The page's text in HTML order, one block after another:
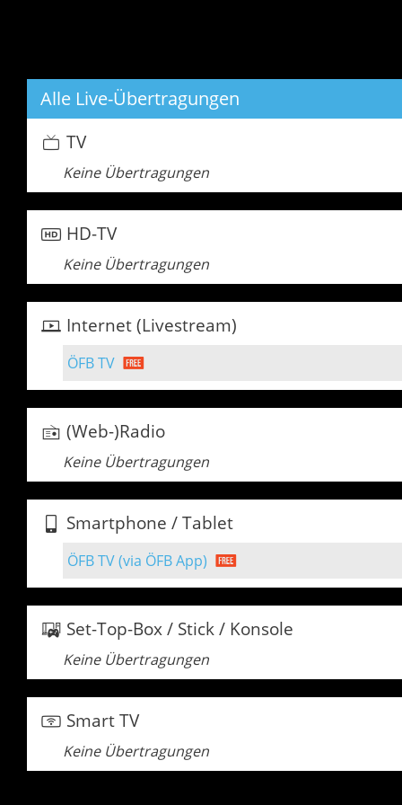
Alle Live-Übertragungen
TV
Keine Übertragungen
HD-TV
Keine Übertragungen
Internet (Livestream)
ÖFB TV
(Web-)Radio
Keine Übertragungen
Smartphone / Tablet
ÖFB TV (via ÖFB App)
Set-Top-Box / Stick / Konsole
Keine Übertragungen
Smart TV
Keine Übertragungen